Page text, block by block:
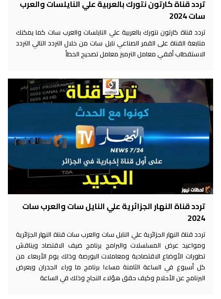
تردد قناة كارتون نتورك بالعربية علي النايلسات والعرب
سات 2024
تردد قناة كارتون نتورك بالعربية علي النايلسات والعرب سات كما يمكنك
متابعة القناة على القمر الصناعي نايل سات من خلال التردد التالي التردد
الاستقطاب أفقي معامل الترميز معامل تصحيح الخطأ
تردد قناة النهار الجزائرية علي النايل سات والعرب سات
2024
تردد قناة النهار الجزائرية علي النايل سات والعرب سات قناة النهار الجزائرية
ومواعيد عرض المسلسلات والبرامج برنامج ضيف الاقتصاد ويناقش
تطورات الأوضاع الاقتصادية ومعاملات البورصة وذلك يوم الأربعاء من
كل أسبوع في الساعة الثامنة مساءا برنامج ما وراء الجدران ويعرض
البرنامج عن الأحلام وكيف حقق هؤلاء النجاح وذلك في الساعة